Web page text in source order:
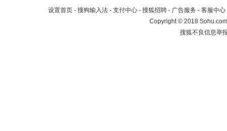
设置首页 - 搜狗输入法 - 支付中心 - 搜狐招聘 - 广告服务 - 客服中心
Copyright©2018
搜狐不良信息举